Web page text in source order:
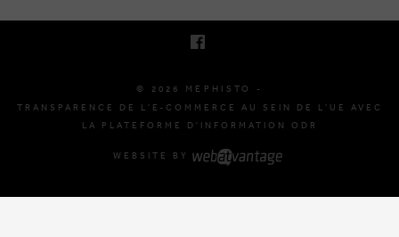
© 2026 MEPHISTO -
TRANSPARENCE DE L'E-COMMERCE AU SEIN DE L'UE AVEC
LA PLATEFORME D'INFORMATION ODR
WEBSITE BY